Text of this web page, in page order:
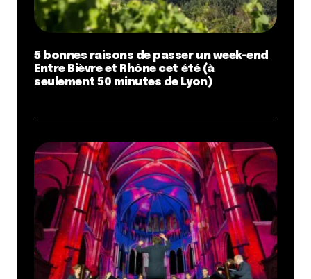
5 bonnes raisons de passer un week-end
Entre Bièvre et Rhône cet été (à
seulement 50 minutes de Lyon)